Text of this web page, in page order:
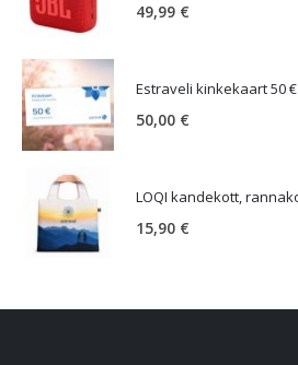
49,99 €
Estraveli kinkekaart 50 €
50,00 €
15,90 €